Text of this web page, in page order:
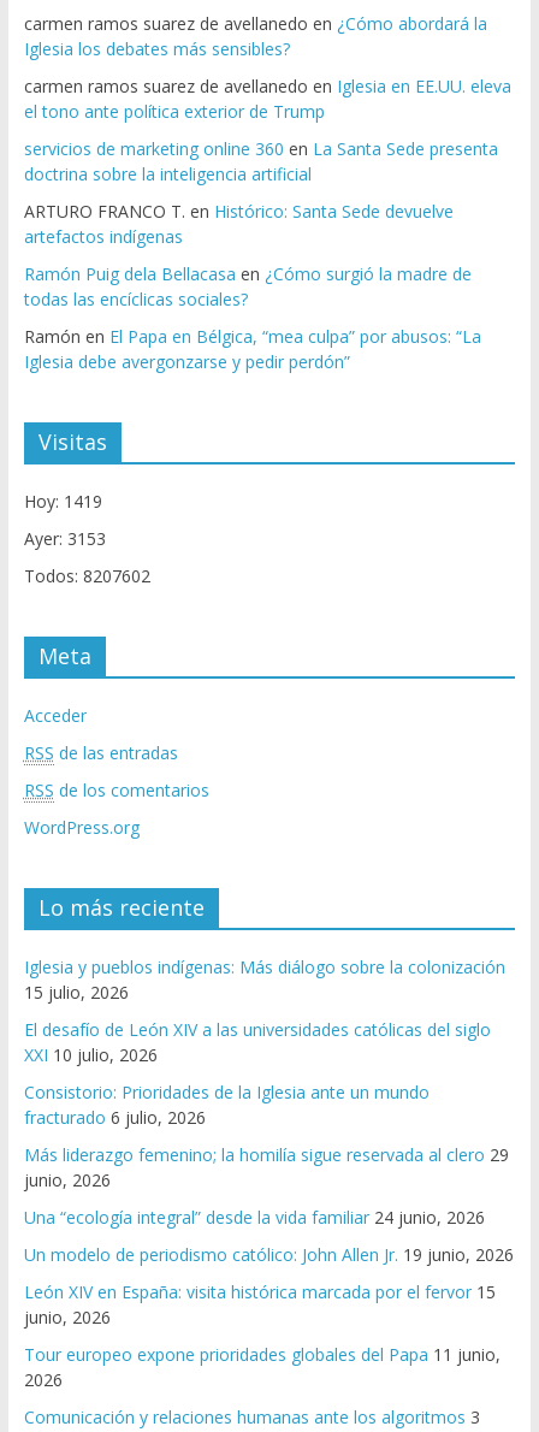
carmen ramos suarez de avellanedo en ¿Cómo abordará la
Iglesia los debates más sensibles?
carmen ramos suarez de avellanedo en Iglesia en EE.UU. eleva
el tono ante política exterior de Trump
servicios de marketing online 360 en La Santa Sede presenta
doctrina sobre la inteligencia artificial
ARTURO FRANCO T. en Histórico: Santa Sede devuelve
artefactos indígenas
Ramón Puig dela Bellacasa en ¿Cómo surgió la madre de
todas las encíclicas sociales?
Ramón en El Papa en Bélgica, “mea culpa” por abusos: “La
Iglesia debe avergonzarse y pedir perdón”
Visitas
Hoy: 1419
Ayer: 3153
Todos: 8207602
Meta
Acceder
RSS de las entradas
RSS de los comentarios
WordPress.org
Lo más reciente
Iglesia y pueblos indígenas: Más diálogo sobre la colonización
15 julio, 2026
El desafío de León XIV a las universidades católicas del siglo
XXI 10 julio, 2026
Consistorio: Prioridades de la Iglesia ante un mundo
fracturado 6 julio, 2026
Más liderazgo femenino; la homilía sigue reservada al clero 29
junio, 2026
Una “ecología integral” desde la vida familiar 24 junio, 2026
Un modelo de periodismo católico: John Allen Jr. 19 junio, 2026
León XIV en España: visita histórica marcada por el fervor 15
junio, 2026
Tour europeo expone prioridades globales del Papa 11 junio,
2026
Comunicación y relaciones humanas ante los algoritmos 3